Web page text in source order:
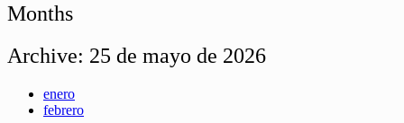
Months
Archive: 25 de mayo de 2026
enero
febrero